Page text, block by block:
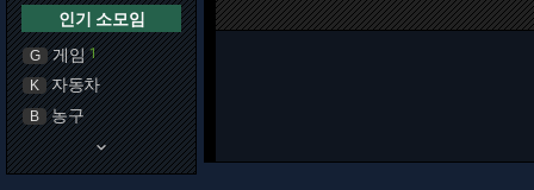
인기 소모임
G 게임 1
K 자동차
B 농구
keyboard_arrow_down